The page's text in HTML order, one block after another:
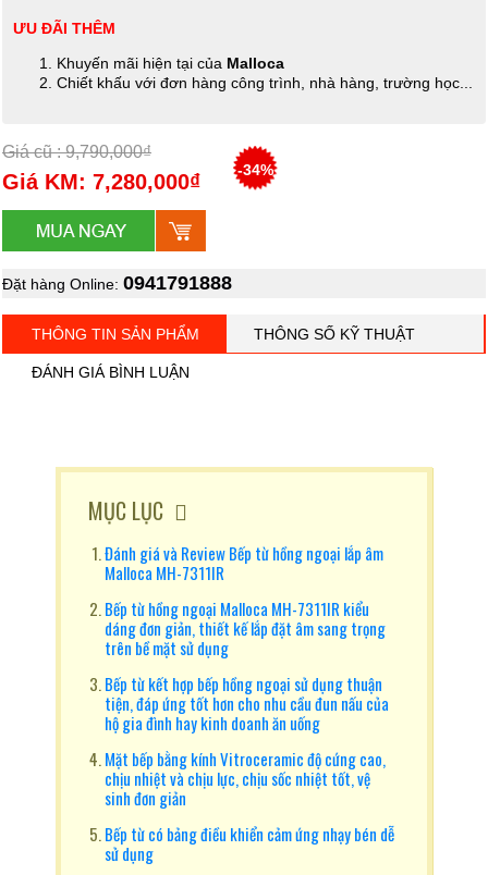
ƯU ĐÃI THÊM
Khuyến mãi hiện tại của Malloca
Chiết khấu với đơn hàng công trình, nhà hàng, trường học...
Giá cũ : 9,790,000₫
Giá KM: 7,280,000₫ -34%
Đặt hàng Online: 0941791888
THÔNG TIN SẢN PHẨM THÔNG SỐ KỸ THUẬT
ĐÁNH GIÁ BÌNH LUẬN
MỤC LỤC
Đánh giá và Review Bếp từ hồng ngoại lắp âm
Malloca MH-7311IR
Bếp từ hồng ngoại Malloca MH-7311IR kiểu
dáng đơn giản, thiết kế lắp đặt âm sang trọng
trên bề mặt sử dụng
Bếp từ kết hợp bếp hồng ngoại sử dụng thuận
tiện, đáp ứng tốt hơn cho nhu cầu đun nấu của
hộ gia đình hay kinh doanh ăn uống
Mặt bếp bằng kính Vitroceramic độ cứng cao,
chịu nhiệt và chịu lực, chịu sốc nhiệt tốt, vệ
sinh đơn giản
Bếp từ có bảng điều khiển cảm ứng nhạy bén dễ
sử dụng